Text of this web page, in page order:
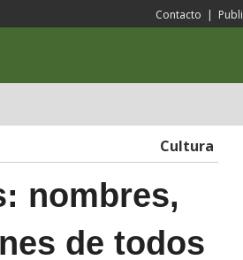
Contacto |
Cultura
nombres,
de todos